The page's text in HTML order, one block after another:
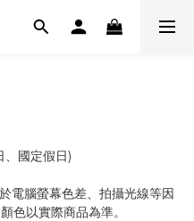
、國定假日)
電腦螢幕色差、拍攝光線等因
色以實際商品為準。